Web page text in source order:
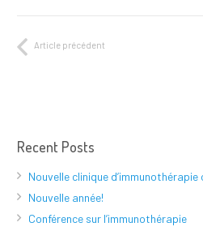
Article précédent
Recent Posts
Nouvelle clinique d’immunothérapie
Nouvelle année!
Conférence sur l’immunothérapie